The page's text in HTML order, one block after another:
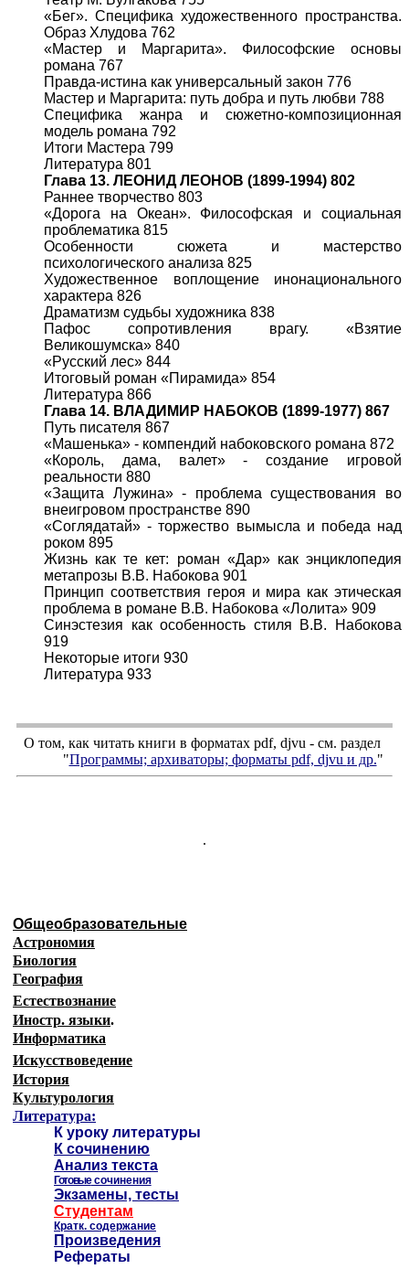
«Бег». Специфика художественного пространства.
Образ Хлудова 762
«Мастер и Маргарита». Философские основы
романа 767
Правда-истина как универсальный закон 776
Мастер и Маргарита: путь добра и путь любви 788
Специфика жанра и сюжетно-композиционная
модель романа 792
Итоги Мастера 799
Литература 801
Глава 13. ЛЕОНИД ЛЕОНОВ (1899-1994) 802
Раннее творчество 803
«Дорога на Океан». Философская и социальная
проблематика 815
Особенности сюжета и мастерство
психологического анализа 825
Художественное воплощение инонационального
характера 826
Драматизм судьбы художника 838
Пафос сопротивления врагу. «Взятие
Великошумска» 840
«Русский лес» 844
Итоговый роман «Пирамида» 854
Литература 866
Глава 14. ВЛАДИМИР НАБОКОВ (1899-1977) 867
Путь писателя 867
«Машенька» - компендий набоковского романа 872
«Король, дама, валет» - создание игровой
реальности 880
«Защита Лужина» - проблема существования во
внеигровом пространстве 890
«Соглядатай» - торжество вымысла и победа над
роком 895
Жизнь как те кет: роман «Дар» как энциклопедия
метапрозы В.В. Набокова 901
Принцип соответствия героя и мира как этическая
проблема в романе В.В. Набокова «Лолита» 909
Синэстезия как особенность стиля В.В. Набокова
919
Некоторые итоги 930
Литература 933
О том, как читать книги в форматах pdf, djvu - см. раздел
"Программы; архиваторы; форматы pdf, djvu и др."
.
Общеобразовательные
Астрономия
Биология
География
Естествознание
Иностр. языки.
Информатика
Искусствоведение
История
Культурология
Литература:
К уроку литературы
К сочинению
Анализ текста
Готовыесочинения
Экзамены, тесты
Студентам
Кратк. содержание
Произведения
Рефераты